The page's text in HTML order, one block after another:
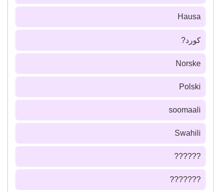
Hausa
كورد?
Norske
Polski
soomaali
Swahili
??????
???????